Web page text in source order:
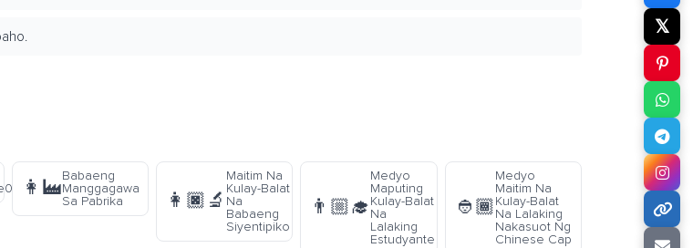
👩‍🏭
Babaeng
Manggagawa
Sa Pabrika
👩🏿‍🔬
Maitim Na
Kulay-Balat
Na
Babaeng
Siyentipiko
👨🏼‍🎓
Medyo
Maputing
Kulay-Balat
Na
Lalaking
Estudyante
👲🏾
Medyo
Maitim Na
Kulay-Balat
Na Lalaking
Nakasuot Ng
Chinese Cap
𝕏